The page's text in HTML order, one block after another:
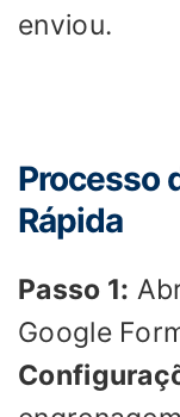
enviou.
Processo
Rápida
Passo 1:
Google